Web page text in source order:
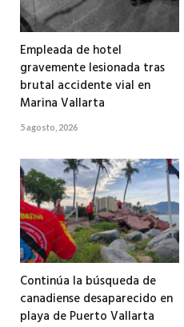
Empleada de hotel
gravemente lesionada tras
brutal accidente vial en
Marina Vallarta
5 agosto, 2026
Continúa la búsqueda de
canadiense desaparecido en
playa de Puerto Vallarta